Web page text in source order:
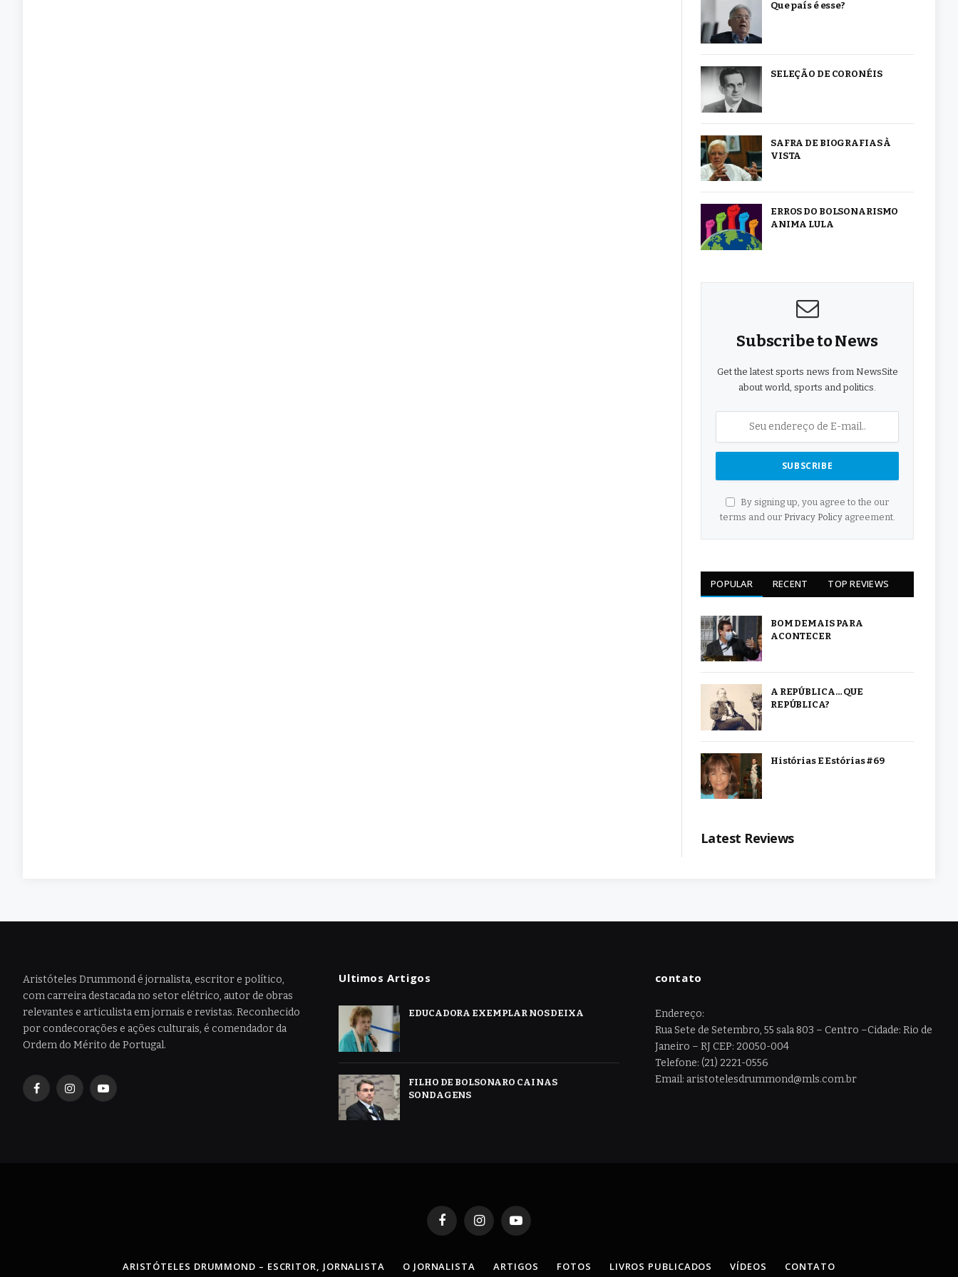
Que país é esse?
SELEÇÃO DE CORONÉIS
SAFRA DE BIOGRAFIAS À
VISTA
ERROS DO BOLSONARISMO
ANIMA LULA
Subscribe to News
Get the latest sports news from NewsSite
about world, sports and politics.
By signing up, you agree to the our
terms and our Privacy Policyagreement.
POPULAR RECENT TOP REVIEWS
BOM DEMAIS PARA
ACONTECER
A REPÚBLICA… QUE
REPÚBLICA?
Histórias E Estórias #69
Latest Reviews
Aristóteles Drummond é jornalista, escritor e político,
com carreira destacada no setor elétrico, autor de obras
relevantes e articulista em jornais e revistas. Reconhecido
por condecorações e ações culturais, é comendador da
Ordem do Mérito de Portugal.
FacebookInstagramYouTube
Ultimos Artigos
EDUCADORA EXEMPLAR NOS DEIXA
FILHO DE BOLSONARO CAI NAS
SONDAGENS
contato
Endereço:
Rua Sete de Setembro, 55 sala 803 – Centro –Cidade: Rio de
Janeiro – RJ CEP: 20050-004
Telefone: (21) 2221-0556
Email: aristotelesdrummond@mls.com.br
FacebookInstagramYouTube
ARISTÓTELES DRUMMOND – ESCRITOR, JORNALISTA O JORNALISTA ARTIGOS FOTOS LIVROS PUBLICADOS VÍDEOS CONTATO